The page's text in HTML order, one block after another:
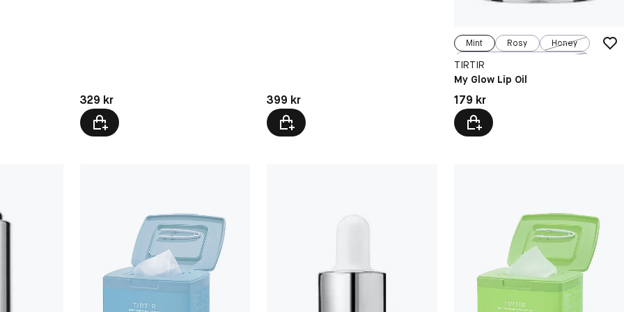
Pris: 329 kr
329 kr Pris: 399 kr
399 kr
Mint Rosy
Honey
TIRTIR
My Glow Lip Oil
Pris: 179 kr
179 kr